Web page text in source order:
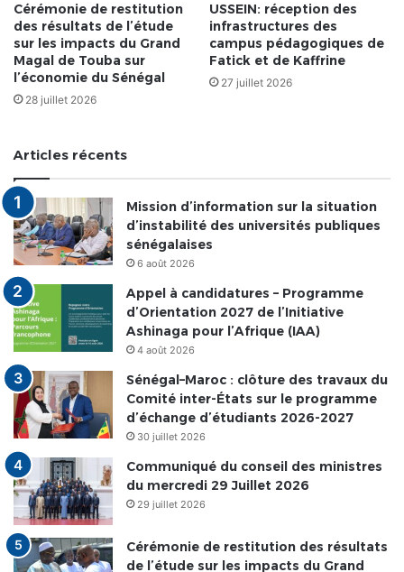
Cérémonie de restitution
des résultats de l’étude
sur les impacts du Grand
Magal de Touba sur
l’économie du Sénégal
28 juillet 2026
USSEIN: réception des
infrastructures des
campus pédagogiques de
Fatick et de Kaffrine
27 juillet 2026
Articles récents
Mission d’information sur la situation
d’instabilité des universités publiques
sénégalaises
6 août 2026
Appel à candidatures – Programme
d’Orientation 2027 de l’Initiative
Ashinaga pour l’Afrique (IAA)
4 août 2026
Sénégal–Maroc : clôture des travaux du
Comité inter-États sur le programme
d’échange d’étudiants 2026-2027
30 juillet 2026
Communiqué du conseil des ministres
du mercredi 29 Juillet 2026
29 juillet 2026
Cérémonie de restitution des résultats
de l’étude sur les impacts du Grand